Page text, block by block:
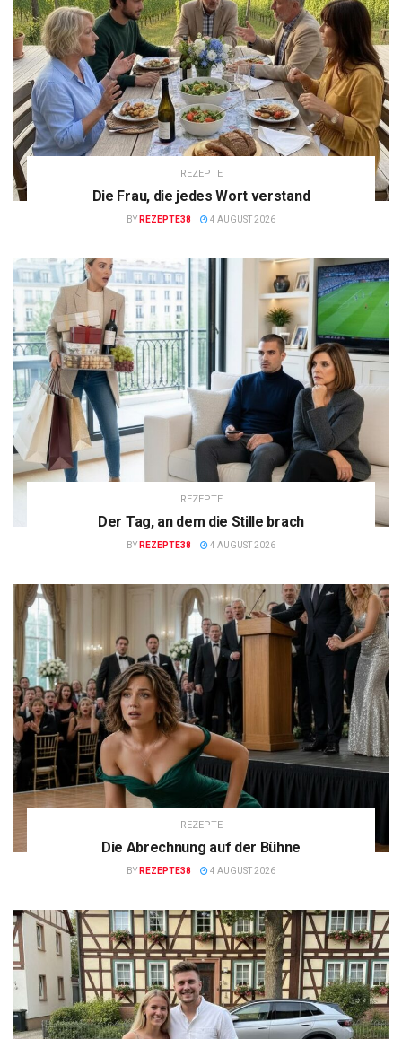
REZEPTE
Die Frau, die jedes Wort verstand
BY REZEPTE38 4 AUGUST 2026
REZEPTE
Der Tag, an dem die Stille brach
BY REZEPTE38 4 AUGUST 2026
REZEPTE
Die Abrechnung auf der Bühne
BY REZEPTE38 4 AUGUST 2026